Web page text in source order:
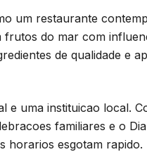
um restaurante
do mar com
de qualidade e
e uma instituicao local.
familiares e o
horarios esgotam rapido.